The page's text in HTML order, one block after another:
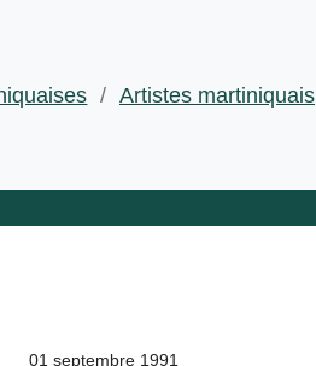
/ Artistes martiniquais
01 septembre 1991